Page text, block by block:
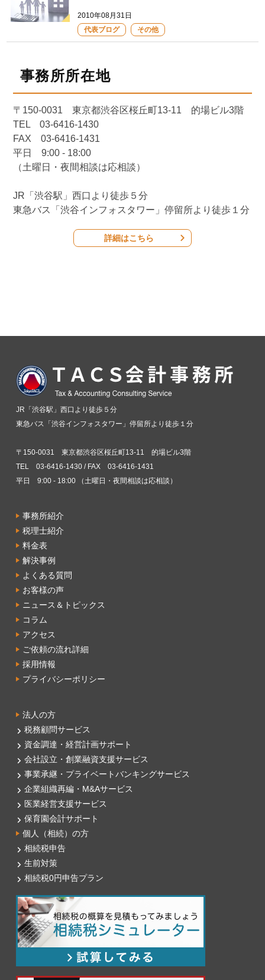
2010年08月31日
代表ブログ
その他
事務所所在地
〒150-0031 東京都渋谷区桜丘町13-11 的場ビル3階
TEL 03-6416-1430
FAX 03-6416-1431
平日 9:00 - 18:00
（土曜日・夜間相談は応相談）
JR「渋谷駅」西口より徒歩５分
東急バス「渋谷インフォスタワー」停留所より徒歩１分
詳細はこちら
JR「渋谷駅」西口より徒歩５分
東急バス「渋谷インフォスタワー」停留所より徒歩１分
〒150-0031 東京都渋谷区桜丘町13-11 的場ビル3階
TEL 03-6416-1430 / FAX 03-6416-1431
平日 9:00 - 18:00 （土曜日・夜間相談は応相談）
事務所紹介
税理士紹介
料金表
解決事例
よくある質問
お客様の声
ニュース＆トピックス
コラム
アクセス
ご依頼の流れ詳細
採用情報
プライバシーポリシー
法人の方
税務顧問サービス
資金調達・経営計画サポート
会社設立・創業融資支援サービス
事業承継・プライベートバンキングサービス
企業組織再編・M&Aサービス
医業経営支援サービス
保育園会計サポート
個人（相続）の方
相続税申告
生前対策
相続税0円申告プラン